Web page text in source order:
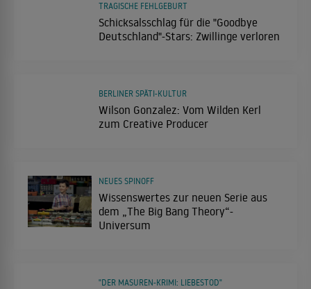
Schicksalsschlag für die "Goodbye
Deutschland"-Stars: Zwillinge verloren
TRAGISCHE FEHLGEBURT
Wilson Gonzalez: Vom Wilden Kerl
zum Creative Producer
BERLINER SPÄTI-KULTUR
Wissenswertes zur neuen Serie aus
dem „The Big Bang Theory“-
Universum
NEUES SPINOFF
"DER MASUREN-KRIMI: LIEBESTOD"